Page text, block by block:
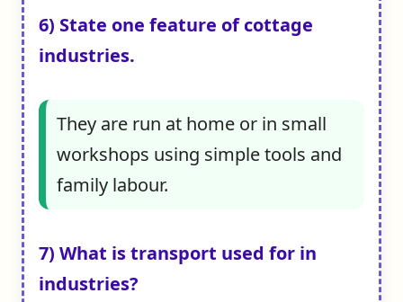
6) State one feature of cottage
industries.
They are run at home or in small
workshops using simple tools and
family labour.
7) What is transport used for in
industries?